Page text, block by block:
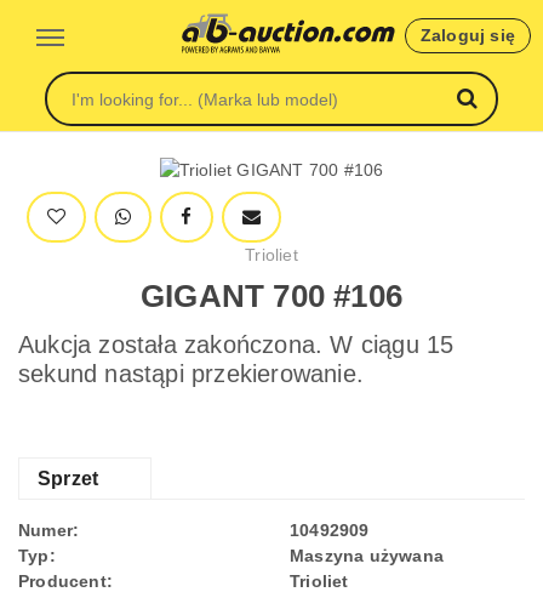
Zaloguj się
Trioliet
GIGANT 700 #106
Aukcja została zakończona. W ciągu 15
sekund nastąpi przekierowanie.
Sprzet
Numer:
10492909
Typ:
Maszyna używana
Producent:
Trioliet